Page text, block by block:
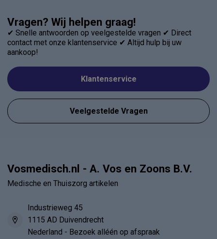
Vragen? Wij helpen graag!
✔ Snelle antwoorden op veelgestelde vragen ✔ Direct
contact met onze klantenservice ✔ Altijd hulp bij uw
aankoop!
Klantenservice
Veelgestelde Vragen
Vosmedisch.nl - A. Vos en Zoons B.V.
Medische en Thuiszorg artikelen
Industrieweg 45
1115 AD Duivendrecht
Nederland - Bezoek alléén op afspraak